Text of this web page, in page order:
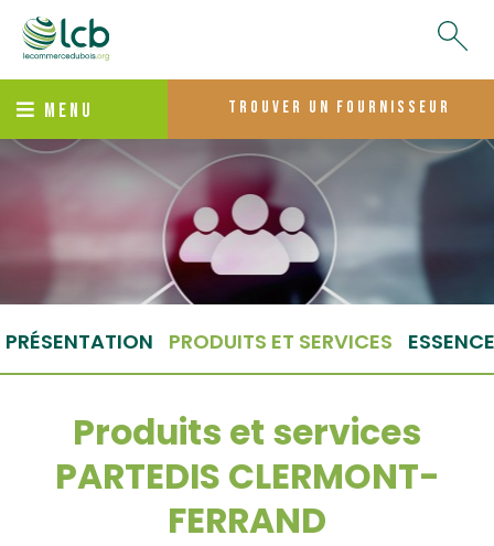
MENU trouver un fournisseur
PRÉSENTATION PRODUITS ET SERVICES
Produits et services
PARTEDIS CLERMONT-
FERRAND